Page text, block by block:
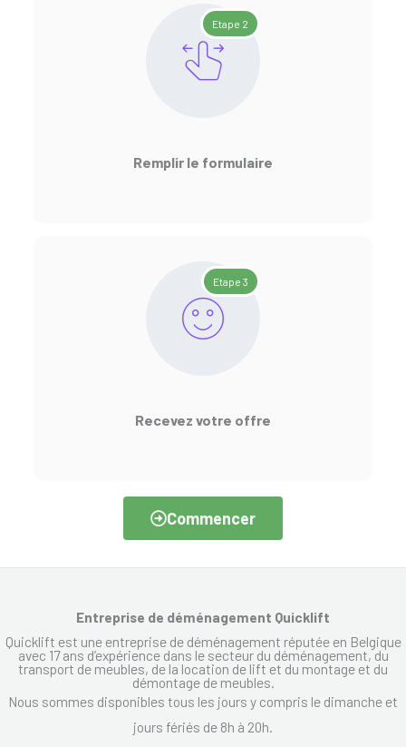
Etape 2
Remplir le formulaire
Etape 3
Recevez votre offre
Commencer
Entreprise de déménagement Quicklift
Quicklift est une entreprise de déménagement réputée en Belgique
avec 17 ans d’expérience dans le secteur du déménagement, du
transport de meubles, de la location de lift et du montage et du
démontage de meubles.
Nous sommes disponibles tous les jours y compris le dimanche et
jours fériés de 8h à 20h.